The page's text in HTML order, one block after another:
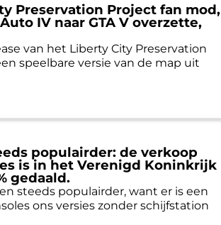
Preservation Project fan mod,
IV naar GTA V overzette,
van het Liberty City Preservation
speelbare versie van de map uit
populairder: de verkoop
is in het Verenigd Koninkrijk
gedaald.
steeds populairder, want er is een
ons versies zonder schijfstation